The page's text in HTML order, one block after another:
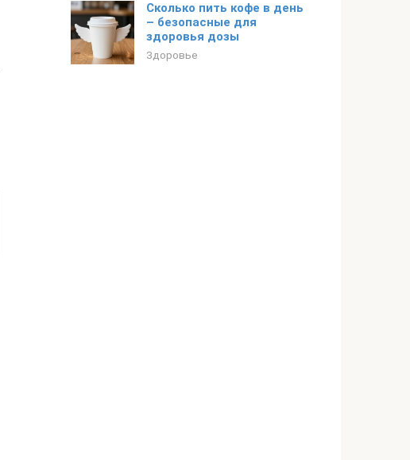
Сколько пить кофе в день
– безопасные для
здоровья дозы
Здоровье